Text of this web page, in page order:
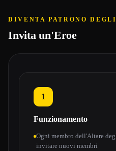
DIVENTA PATRONO
Invita un'Eroe
1
Funzionamento
Ogni membro dell'Altare
invitare nuovi membri